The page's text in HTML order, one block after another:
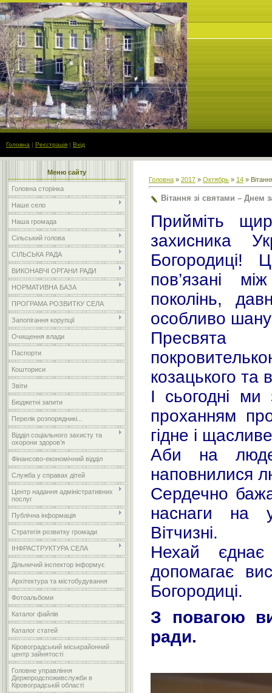
Головна | Реєстрація | Вхід
Меню сайту
Головна сторінка
Наше село
Наша громада
Сільський голова
СІЛЬСЬКА РАДА
ВИКОНАВЧІ ОРГАНИ РАДИ
НОРМАТИВНА БАЗА
ПРОГРАМА РОЗВИТКУ СЕЛА
Запопігання корупції
Очищення влади
Паспорти
Кошториси
Звіти
Бюджетні запити
Перелік розпорядникі...
Відділ соціального захисту та
охорони здоров’я
Фінансово-економічний відділ
Служба у справах дітей
Центр надання адміністративних
послуг
Публічна інформація
Стратегія розвитку громади
ІНФРАСТРУКТУРА СЕЛА
Дільничий інспектор інформує
Архітектура та містобудування
Фотоальбоми
Каталог файлів
Каталог статей
Кіровоградський міськрайонний
центр зайнятості
Головне управління
Держпродспоживслужби в
Кіровоградській області
Головна » 2017 » Октябрь » 14 »
Вітання зі святами – Днем
Прийміть
захисника
Богородиці!
пов’язані
поколінь,
особливо
Пресвята
козацького та
І сьогодні
проханням
гідне і
Аби на
наповнилися
Сердечно
наснаги на
Вітчизні.
Нехай
допомагає
Богородиці.
З повагою
ради.